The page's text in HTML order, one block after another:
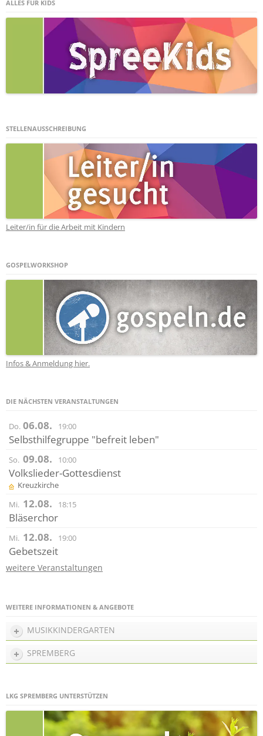
ALLES FÜR KIDS
STELLENAUSSCHREIBUNG
Leiter/in für die Arbeit mit Kindern
GOSPELWORKSHOP
Infos & Anmeldung hier.
DIE NÄCHSTEN VERANSTALTUNGEN
Do. 06.08. 19:00
Selbsthilfegruppe "befreit leben"
So. 09.08. 10:00
Volkslieder-Gottesdienst
Kreuzkirche
Mi. 12.08. 18:15
Bläserchor
Mi. 12.08. 19:00
Gebetszeit
weitere Veranstaltungen
WEITERE INFORMATIONEN & ANGEBOTE
MUSIKKINDERGARTEN
SPREMBERG
LKG SPREMBERG UNTERSTÜTZEN